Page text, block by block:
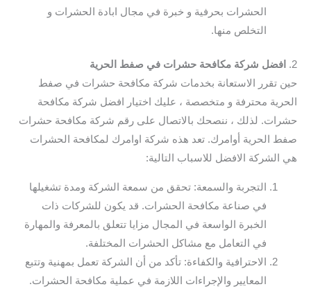
الحشرات بحرفية و خبرة في مجال ابادة الحشرات و
التخلص منها.
2.
افضل شركة مكافحة حشرات في صفط الحرية
حين تقرر الاستعانة بخدمات شركة مكافحة حشرات في صفط
الحرية محترفة و متخصصة ، عليك اختيار افضل شركة مكافحة
حشرات. لذلك ، ننصحك بالاتصال على رقم شركة مكافحة حشرات
صفط الحرية أوامرك. تعد هذه شركة اوامرك لمكافحة الحشرات
هي الشركة الافضل للاسباب التالية:
التجربة والسمعة: تحقق من سمعة الشركة ومدة تشغيلها
في صناعة مكافحة الحشرات. قد يكون للشركات ذات
الخبرة الواسعة في المجال مزايا تتعلق بالمعرفة والمهارة
في التعامل مع مشاكل الحشرات المختلفة.
الاحترافية والكفاءة: تأكد من أن الشركة تعمل بمهنية وتتبع
المعايير والإجراءات اللازمة في عملية مكافحة الحشرات.